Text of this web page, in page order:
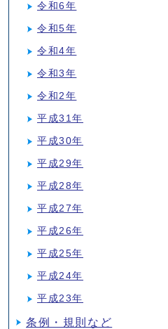
令和6年
令和5年
令和4年
令和3年
令和2年
平成31年
平成30年
平成29年
平成28年
平成27年
平成26年
平成25年
平成24年
平成23年
条例・規則など